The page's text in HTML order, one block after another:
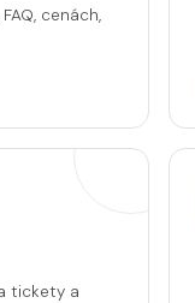
cenách,
tickety a